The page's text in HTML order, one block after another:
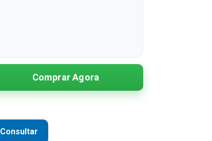
R$ 59,43
R$ 29,72 sem juros
R$ 19,81 sem juros
Comprar Agora
Consultar